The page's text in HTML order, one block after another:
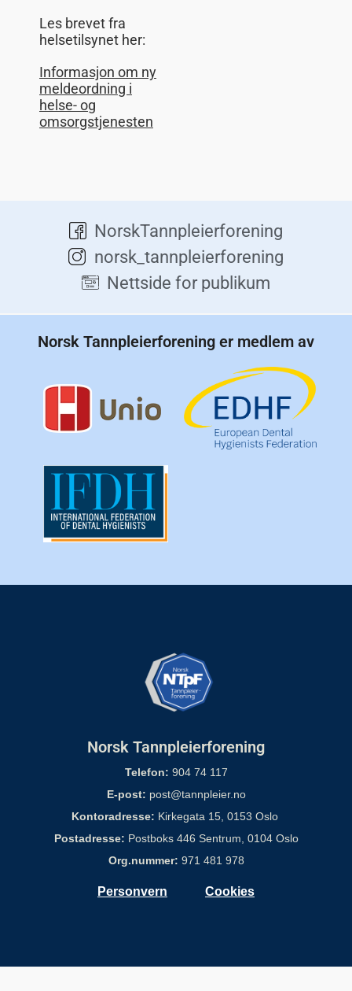
Les brevet fra
helsetilsynet her:
Informasjon om ny
meldeordning i
helse- og
omsorgstjenesten
NorskTannpleierforening
norsk_tannpleierforening
Nettside for publikum
Norsk Tannpleierforening er medlem av
Norsk Tannpleierforening
Telefon: 904 74 117
E-post: post@tannpleier.no
Kontoradresse: Kirkegata 15, 0153 Oslo
Postadresse: Postboks 446 Sentrum, 0104 Oslo
Org.nummer: 971 481 978
Personvern Cookies